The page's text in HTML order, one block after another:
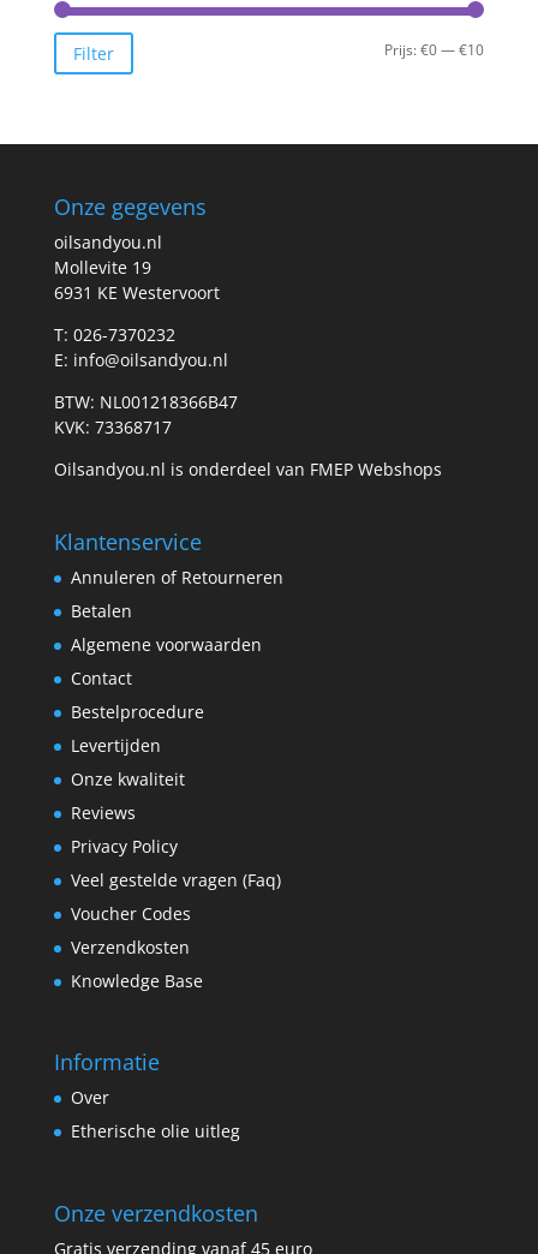
Min.
Max.
Filter Prijs:€0—€10
Onze gegevens
oilsandyou.nl
Mollevite 19
6931 KE Westervoort
T: 026-7370232
E: info@oilsandyou.nl
BTW: NL001218366B47
KVK: 73368717
Oilsandyou.nl is onderdeel van FMEP Webshops
Klantenservice
Annuleren of Retourneren
Betalen
Algemene voorwaarden
Contact
Bestelprocedure
Levertijden
Onze kwaliteit
Reviews
Privacy Policy
Veel gestelde vragen (Faq)
Voucher Codes
Verzendkosten
Knowledge Base
Informatie
Over
Etherische olie uitleg
Onze verzendkosten
Gratis verzending vanaf 45 euro